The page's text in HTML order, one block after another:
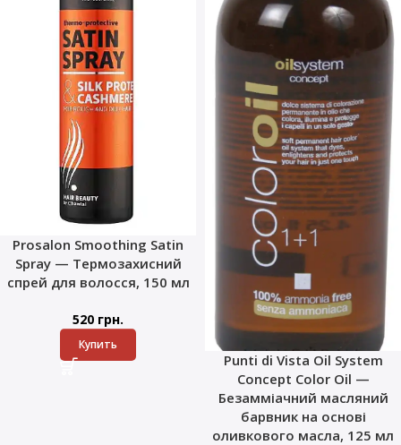
Prosalon Smoothing Satin
Spray — Термозахисний
спрей для волосся, 150 мл
520 грн.
Купить
Punti di Vista Oil System
Concept Color Oil —
Безамміачний масляний
барвник на основі
оливкового масла, 125 мл